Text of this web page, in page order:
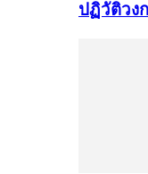
ปฏิวัติวง